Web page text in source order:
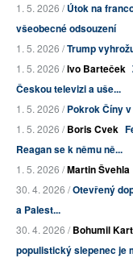
1. 5. 2026 /Útok na
všeobecné odsouzení
1. 5. 2026 /Trump
1. 5. 2026 /Ivo Barteček
Českou televizi a uše...
1. 5. 2026 /Pokrok Číny
1. 5. 2026 /Boris Cvek
Reagan se k němu ně...
1. 5. 2026 /Martin Švehla
30. 4. 2026 /Otevřený
a Palest...
30. 4. 2026 /Bohumil
populistický slepenec je